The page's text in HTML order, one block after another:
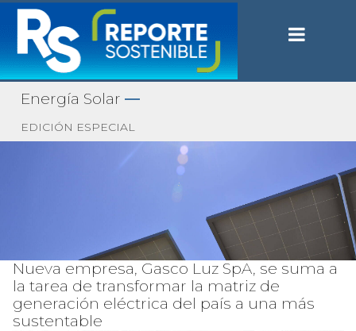
Energía Solar —
EDICIÓN ESPECIAL
Nueva empresa, Gasco Luz SpA, se suma a
la tarea de transformar la matriz de
generación eléctrica del país a una más
sustentable